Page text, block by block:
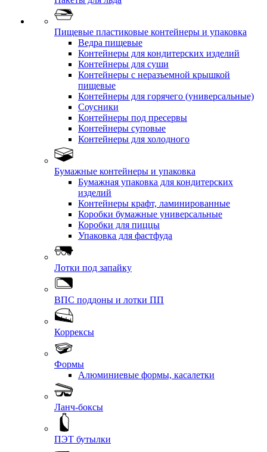
Пищевые пластиковые контейнеры и упаковка
Ведра пищевые
Контейнеры для кондитерских изделий
Контейнеры для суши
Контейнеры с неразъемной крышкой
пищевые
Контейнеры для горячего (универсальные)
Соусники
Контейнеры под пресервы
Контейнеры суповые
Контейнеры для холодного
Бумажные контейнеры и упаковка
Бумажная упаковка для кондитерских
изделий
Контейнеры крафт, ламинированные
Коробки бумажные универсальные
Коробки для пиццы
Упаковка для фастфуда
Лотки под запайку
ВПС поддоны и лотки ПП
Коррексы
Формы
Алюминиевые формы, касалетки
Ланч-боксы
ПЭТ бутылки